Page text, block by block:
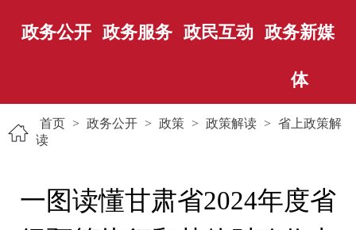
政务公开 政务服务 政民互动 政务新媒
体
首页 > 政务公开 > 政策 > 政策解读 > 省上政策解
读
一图读懂甘肃省2024年度省